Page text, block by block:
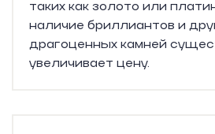
таких как золото или
наличие бриллиантов и
драгоценных камней
увеличивает цену.